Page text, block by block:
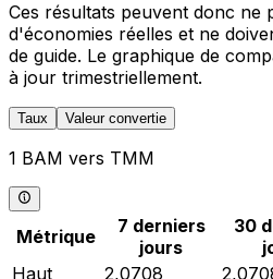
Ces résultats peuvent donc ne
d'économies réelles et ne
de guide. Le graphique de
à jour trimestriellement.
Taux Valeur convertie
1 BAM vers TMM
Métrique
7 derniers
jours
30
Haut
2,0708